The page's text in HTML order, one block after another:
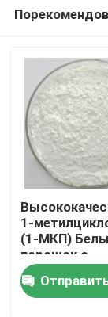
Дом
Продукты
1-
(1-МКП)
порошок с
в качестве